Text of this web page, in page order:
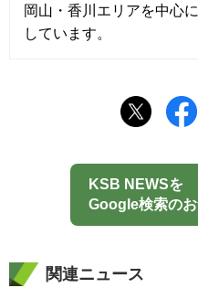
岡山・香川エリアを中心
しています。
KSB NEWSを
Google検索の
関連ニュース